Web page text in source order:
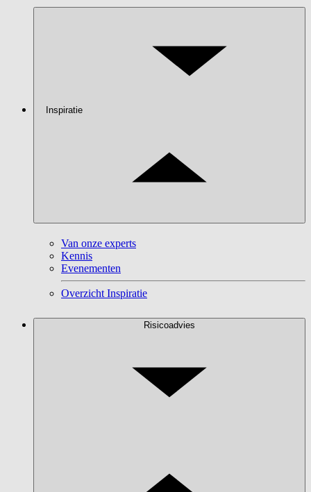
Inspiratie
Van onze experts
Kennis
Evenementen
Overzicht Inspiratie
Risicoadvies